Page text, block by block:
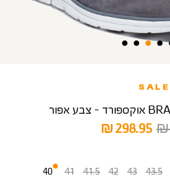
SALE
מחיר
298.95 ₪
40 41 41.5 42 43 43.5